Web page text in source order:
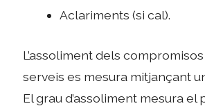
Aclariments (si cal).
L’assoliment dels
serveis es mesura mitjançant
El grau d’assoliment mesura